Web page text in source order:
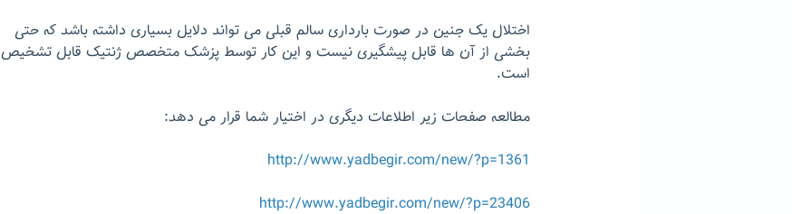
اختلال یک جنین در صورت بارداری سالم قبلی می تواند دلایل بسیاری داشته باشد که حتی
بخشی از آن ها قابل پیشگیری نیست و این کار توسط پزشک متخصص ژنتیک قابل تشخیص
است.
مطالعه صفحات زیر اطلاعات دیگری در اختیار شما قرار می دهد:
http://www.yadbegir.com/new/?p=1361
http://www.yadbegir.com/new/?p=23406